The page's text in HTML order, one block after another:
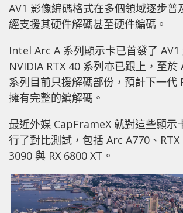
AV1 影像編碼格式在多個領域逐步普
經支援其硬件解碼甚至硬件編碼。
Intel Arc A 系列顯示卡已首發了 AV1
NVIDIA RTX 40 系列亦已跟上，至於
系列目前只援解碼部份，預計下一代
擁有完整的編解碼。
最近外媒 CapFrameX 就對這些顯示
行了對比測試，包括 Arc A770、RTX
3090 與 RX 6800 XT。